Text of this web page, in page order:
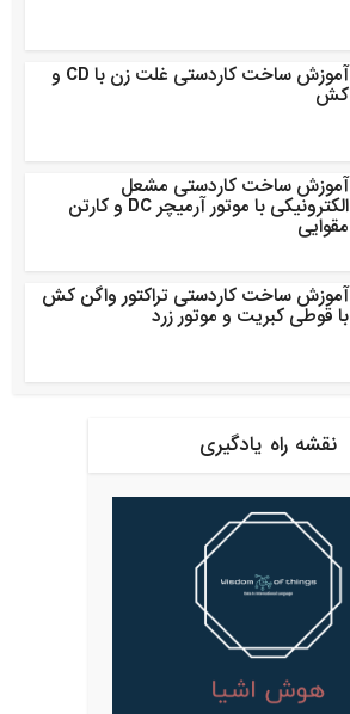
آموزش ساخت کاردستی غلت زن با CD و
کش
آموزش ساخت کاردستی مشعل
الکترونیکی با موتور آرمیچر DC و کارتن
مقوایی
آموزش ساخت کاردستی تراکتور واگن کش
با قوطی کبریت و موتور زرد
نقشه راه یادگیری